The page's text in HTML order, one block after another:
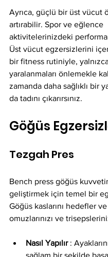
Ayrıca, güçlü bir üst vücut
artırabilir. Spor ve eğlence
aktivitelerinizdeki
Üst vücut egzersizlerini
bir fitness rutiniyle,
yaralanmaları önlemekle
zamanda daha sağlıklı bir
da tadını çıkarırsınız.
Göğüs
Tezgah Pres
Bench press göğüs
geliştirmek için temel bir
Göğüs kaslarını hedefler ve
omuzlarınızı ve
Nasıl Yapılır :
sağlam bir şekilde